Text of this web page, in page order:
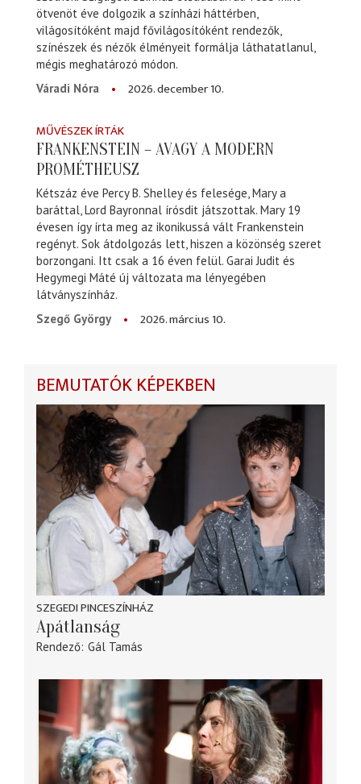
ötvenöt éve dolgozik a színházi háttérben,
világosítóként majd fővilágosítóként rendezők,
színészek és nézők élményeit formálja láthatatlanul,
mégis meghatározó módon.
Váradi Nóra
2026. december 10.
MŰVÉSZEK ÍRTÁK
FRANKENSTEIN – AVAGY A MODERN
PROMÉTHEUSZ
Kétszáz éve Percy B. Shelley és felesége, Mary a
baráttal, Lord Bayronnal írósdit játszottak. Mary 19
évesen így írta meg az ikonikussá vált Frankenstein
regényt. Sok átdolgozás lett, hiszen a közönség szeret
borzongani. Itt csak a 16 éven felül. Garai Judit és
Hegymegi Máté új változata ma lényegében
látványszínház.
Szegő György
2026. március 10.
BEMUTATÓK KÉPEKBEN
SZEGEDI PINCESZÍNHÁZ
Apátlanság
Rendező Gál Tamás